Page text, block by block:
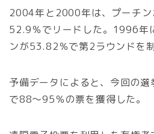
2004年と2000年は、プーチ
52.9％でリードした。1996年
ンが53.82％で第2ラウンドを制
予備データによると、今回の
で88～95％の票を獲得した。